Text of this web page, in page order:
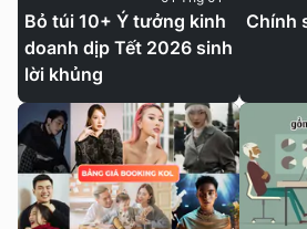
Bỏ túi 10+ Ý tưởng kinh
doanh dịp Tết 2026 sinh
lời khủng
Chính